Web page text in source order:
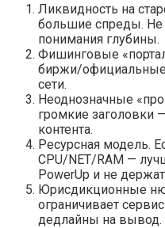
Ликвидность на
большие спреды. Не
понимания глубины.
Фишинговые
биржи/
сети.
Неоднозначные
громкие заголовки
контента.
Ресурсная модель.
CPU/NET/RAM —
PowerUp и не
Юрисдикционные
ограничивает
дедлайны на вывод.